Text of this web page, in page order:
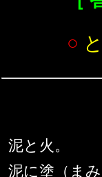
○
泥と火。
泥に塗（ま